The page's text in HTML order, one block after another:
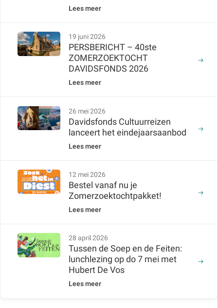
Lees meer
19 juni 2026
PERSBERICHT – 40ste
ZOMERZOEKTOCHT
DAVIDSFONDS 2026
Lees meer
26 mei 2026
Davidsfonds Cultuurreizen
lanceert het eindejaarsaanbod
Lees meer
12 mei 2026
Bestel vanaf nu je
Zomerzoektochtpakket!
Lees meer
28 april 2026
Tussen de Soep en de Feiten:
lunchlezing op do 7 mei met
Hubert De Vos
Lees meer